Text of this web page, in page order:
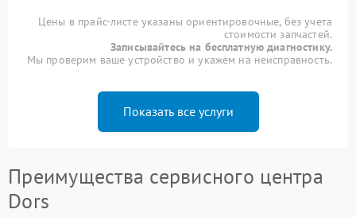
Цены в прайс-листе указаны ориентировочные, без учета
стоимости запчастей.
Записывайтесь на бесплатную диагностику.
Мы проверим ваше устройство и укажем на неисправность.
Показать все услуги
Преимущества сервисного центра
Dors